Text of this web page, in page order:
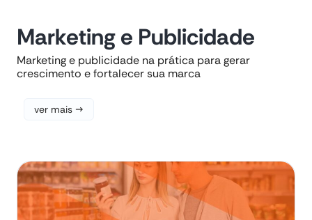
Marketing e Publicidade
Marketing e publicidade na prática para gerar
crescimento e fortalecer sua marca
ver mais →